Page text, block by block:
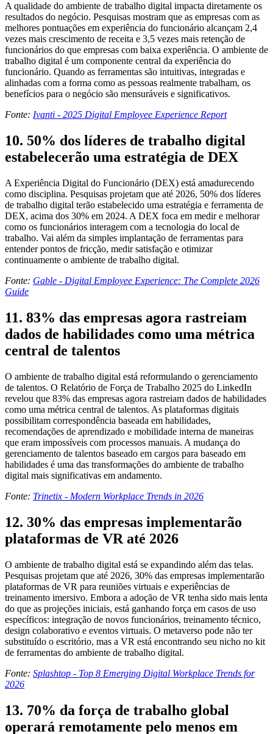
A qualidade do ambiente de trabalho digital impacta diretamente os
resultados do negócio. Pesquisas mostram que as empresas com as
melhores pontuações em experiência do funcionário alcançam 2,4
vezes mais crescimento de receita e 3,5 vezes mais retenção de
funcionários do que empresas com baixa experiência. O ambiente de
trabalho digital é um componente central da experiência do
funcionário. Quando as ferramentas são intuitivas, integradas e
alinhadas com a forma como as pessoas realmente trabalham, os
benefícios para o negócio são mensuráveis e significativos.
Fonte: Ivanti - 2025 Digital Employee Experience Report
10. 50% dos líderes de trabalho digital
estabelecerão uma estratégia de DEX
A Experiência Digital do Funcionário (DEX) está amadurecendo
como disciplina. Pesquisas projetam que até 2026, 50% dos líderes
de trabalho digital terão estabelecido uma estratégia e ferramenta de
DEX, acima dos 30% em 2024. A DEX foca em medir e melhorar
como os funcionários interagem com a tecnologia do local de
trabalho. Vai além da simples implantação de ferramentas para
entender pontos de fricção, medir satisfação e otimizar
continuamente o ambiente de trabalho digital.
Fonte: Gable - Digital Employee Experience: The Complete 2026
Guide
11. 83% das empresas agora rastreiam
dados de habilidades como uma métrica
central de talentos
O ambiente de trabalho digital está reformulando o gerenciamento
de talentos. O Relatório de Força de Trabalho 2025 do LinkedIn
revelou que 83% das empresas agora rastreiam dados de habilidades
como uma métrica central de talentos. As plataformas digitais
possibilitam correspondência baseada em habilidades,
recomendações de aprendizado e mobilidade interna de maneiras
que eram impossíveis com processos manuais. A mudança do
gerenciamento de talentos baseado em cargos para baseado em
habilidades é uma das transformações do ambiente de trabalho
digital mais significativas em andamento.
Fonte: Trinetix - Modern Workplace Trends in 2026
12. 30% das empresas implementarão
plataformas de VR até 2026
O ambiente de trabalho digital está se expandindo além das telas.
Pesquisas projetam que até 2026, 30% das empresas implementarão
plataformas de VR para reuniões virtuais e experiências de
treinamento imersivo. Embora a adoção de VR tenha sido mais lenta
do que as projeções iniciais, está ganhando força em casos de uso
específicos: integração de novos funcionários, treinamento técnico,
design colaborativo e eventos virtuais. O metaverso pode não ter
substituído o escritório, mas a VR está encontrando seu nicho no kit
de ferramentas do ambiente de trabalho digital.
Fonte: Splashtop - Top 8 Emerging Digital Workplace Trends for
2026
13. 70% da força de trabalho global
operará remotamente pelo menos em